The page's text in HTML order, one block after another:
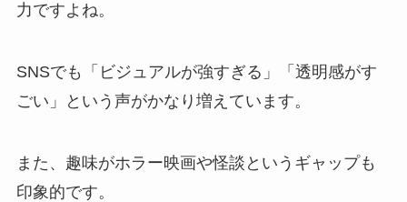
力ですよね。
SNSでも「ビジュアルが強すぎる」「透明感がす
ごい」という声がかなり増えています。
また、趣味がホラー映画や怪談というギャップも
印象的です。